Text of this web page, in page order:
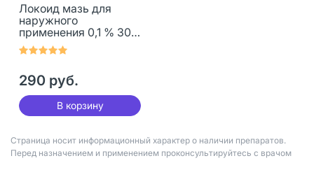
Локоид мазь для
наружного
применения 0,1 % 30 г
1 шт
290 руб.
В корзину
Страница носит информационный характер о наличии препаратов.
Перед назначением и применением проконсультируйтесь с врачом